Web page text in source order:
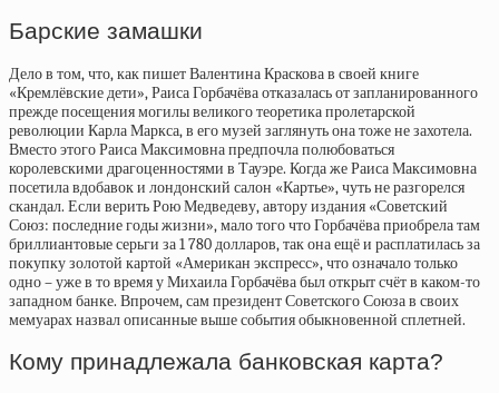
Барские замашки
Дело в том, что, как пишет Валентина Краскова в своей книге
«Кремлёвские дети», Раиса Горбачёва отказалась от запланированного
прежде посещения могилы великого теоретика пролетарской
революции Карла Маркса, в его музей заглянуть она тоже не захотела.
Вместо этого Раиса Максимовна предпочла полюбоваться
королевскими драгоценностями в Тауэре. Когда же Раиса Максимовна
посетила вдобавок и лондонский салон «Картье», чуть не разгорелся
скандал. Если верить Рою Медведеву, автору издания «Советский
Союз: последние годы жизни», мало того что Горбачёва приобрела там
бриллиантовые серьги за 1 780 долларов, так она ещё и расплатилась за
покупку золотой картой «Американ экспресс», что означало только
одно – уже в то время у Михаила Горбачёва был открыт счёт в каком-то
западном банке. Впрочем, сам президент Советского Союза в своих
мемуарах назвал описанные выше события обыкновенной сплетней.
Кому принадлежала банковская карта?